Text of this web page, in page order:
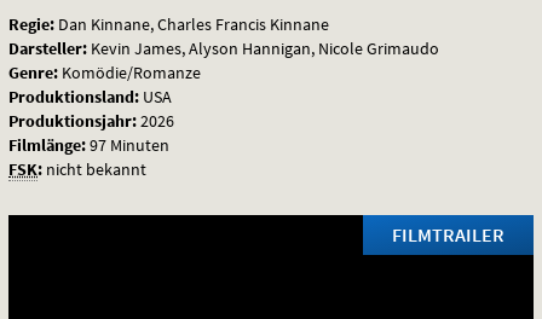
Regie: Dan Kinnane, Charles Francis Kinnane
Darsteller: Kevin James, Alyson Hannigan, Nicole Grimaudo
Genre: Komödie/Romanze
Produktionsland: USA
Produktionsjahr:2026
Filmlänge:97 Minuten
FSK: nicht bekannt
FILMTRAILER